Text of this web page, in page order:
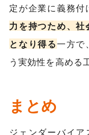
定が企業に義務
力を持つため、社
となり得る一方で
う実効性を高める
まとめ
ジェンダーバイア